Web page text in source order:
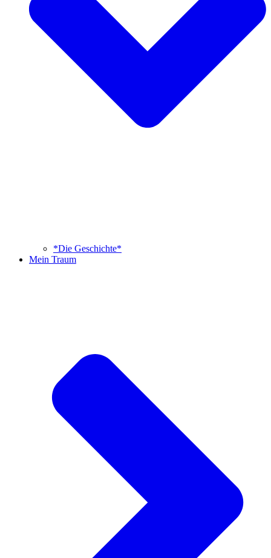
*Die Geschichte*
Mein Traum